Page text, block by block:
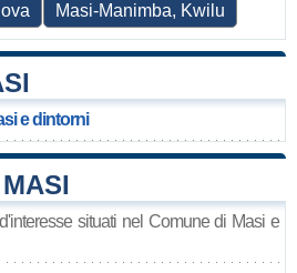
Masi-Manimba, Kwilu
e dintorni
situati nel Comune di Masi e